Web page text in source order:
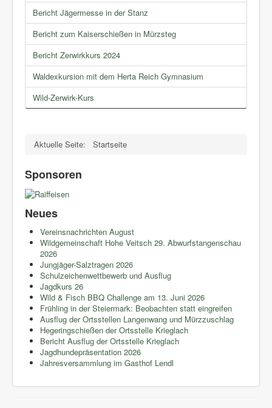
Bericht Jägermesse in der Stanz
Bericht zum Kaiserschießen in Mürzsteg
Bericht Zerwirkkurs 2024
Waldexkursion mit dem Herta Reich Gymnasium
Wild-Zerwirk-Kurs
Aktuelle Seite: Startseite
Sponsoren
Neues
Vereinsnachrichten August
Wildgemeinschaft Hohe Veitsch 29. Abwurfstangenschau
2026
Jungjäger-Salztragen 2026
Schulzeichenwettbewerb und Ausflug
Jagdkurs 26
Wild & Fisch BBQ Challenge am 13. Juni 2026
Frühling in der Steiermark: Beobachten statt eingreifen
Ausflug der Ortsstellen Langenwang und Mürzzuschlag
Hegeringschießen der Ortsstelle Krieglach
Bericht Ausflug der Ortsstelle Krieglach
Jagdhundepräsentation 2026
Jahresversammlung im Gasthof Lendl